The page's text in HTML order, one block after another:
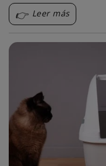
arena?Leer más